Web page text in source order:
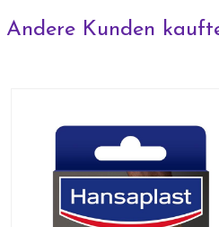
Andere Kunden